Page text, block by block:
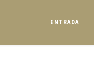
ENTRADA